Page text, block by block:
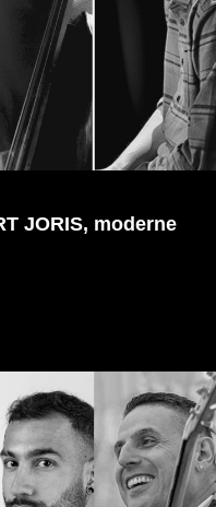
JORIS, moderne